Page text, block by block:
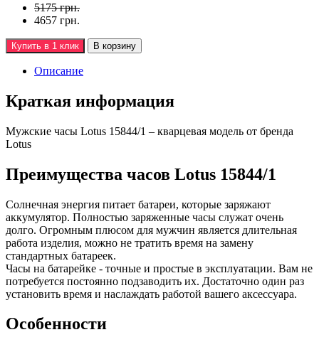
5175 грн.
4657 грн.
Купить в 1 клик В корзину
Описание
Краткая информация
Мужские часы Lotus 15844/1 – кварцевая модель от бренда
Lotus
Преимущества часов Lotus 15844/1
Солнечная энергия питает батареи, которые заряжают
аккумулятор. Полностью заряженные часы служат очень
долго. Огромным плюсом для мужчин является длительная
работа изделия, можно не тратить время на замену
стандартных батареек.
Часы на батарейке - точные и простые в эксплуатации. Вам не
потребуется постоянно подзаводить их. Достаточно один раз
установить время и наслаждать работой вашего аксессуара.
Особенности